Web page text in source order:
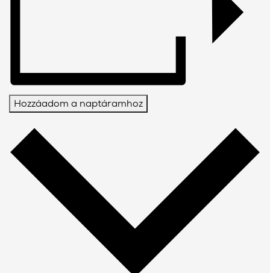
Hozzáadom a naptáramhoz